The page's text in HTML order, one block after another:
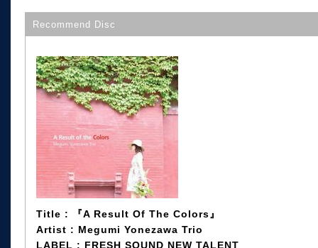
Recommend Disc
Title : 『A Result Of The Colors』
Artist : Megumi Yonezawa Trio
LABEL : FRESH SOUND NEW TALENT